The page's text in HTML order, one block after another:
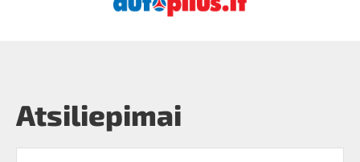
Atsiliepimai